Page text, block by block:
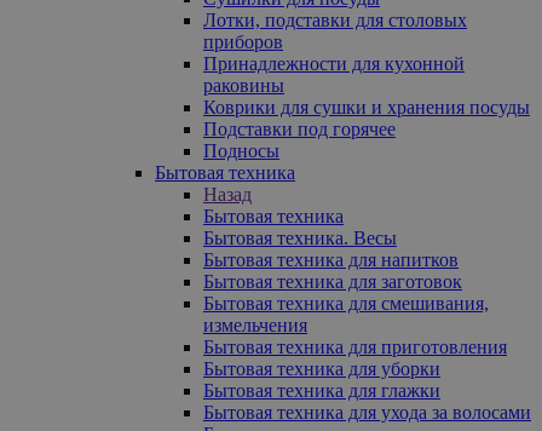
Лотки, подставки для столовых
приборов
Принадлежности для кухонной
раковины
Коврики для сушки и хранения посуды
Подставки под горячее
Подносы
Бытовая техника
Назад
Бытовая техника
Бытовая техника. Весы
Бытовая техника для напитков
Бытовая техника для заготовок
Бытовая техника для смешивания,
измельчения
Бытовая техника для приготовления
Бытовая техника для уборки
Бытовая техника для глажки
Бытовая техника для ухода за волосами